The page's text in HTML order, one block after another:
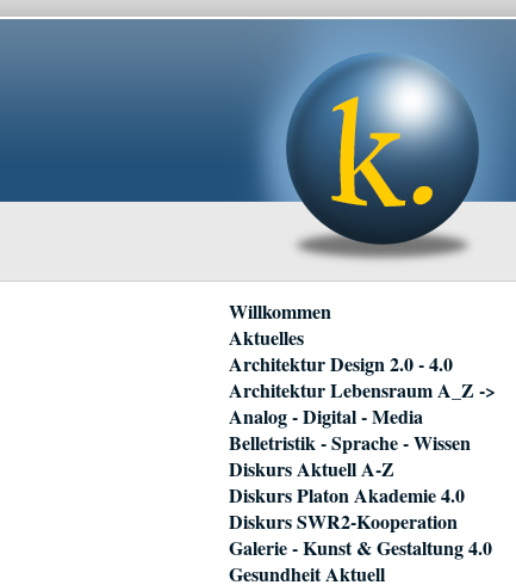
Navigation
überspringen
Willkommen
Aktuelles
Architektur Design 2.0 - 4.0
Architektur Lebensraum A_Z ->
Analog - Digital - Media
Belletristik - Sprache - Wissen
Diskurs Aktuell A-Z
Diskurs Platon Akademie 4.0
Diskurs SWR2-Kooperation
Galerie - Kunst & Gestaltung 4.0
Gesundheit Aktuell